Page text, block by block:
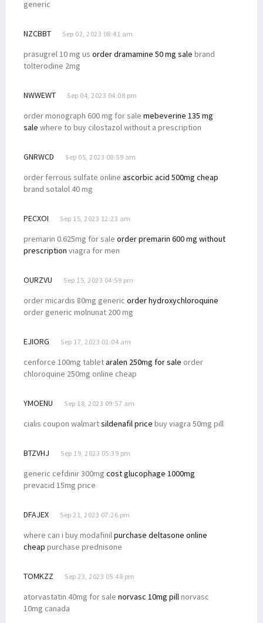
generic
NZCBBT Sep 02, 2023 08:41 am
prasugrel 10 mg us order dramamine 50 mg sale brand
tolterodine 2mg
NWWEWT Sep 04, 2023 04:08 pm
order monograph 600 mg for sale mebeverine 135 mg
sale where to buy cilostazol without a prescription
GNRWCD Sep 05, 2023 08:59 am
order ferrous sulfate online ascorbic acid 500mg cheap
brand sotalol 40 mg
PECXOI Sep 15, 2023 12:23 am
premarin 0.625mg for sale order premarin 600 mg without
prescription viagra for men
OURZVU Sep 15, 2023 04:59 pm
order micardis 80mg generic order hydroxychloroquine
order generic molnunat 200 mg
EJIORG Sep 17, 2023 01:04 am
cenforce 100mg tabletaralen 250mg for sale order
chloroquine 250mg online cheap
YMOENU Sep 18, 2023 09:57 am
cialis coupon walmartsildenafil price buy viagra 50mg pill
BTZVHJ Sep 19, 2023 05:39 pm
generic cefdinir 300mg cost glucophage 1000mg
prevacid 15mg price
DFAJEX Sep 21, 2023 07:26 pm
where can i buy modafinil purchase deltasone online
cheap purchase prednisone
TOMKZZ Sep 23, 2023 05:48 pm
atorvastatin 40mg for sale norvasc 10mg pill norvasc
10mg canada